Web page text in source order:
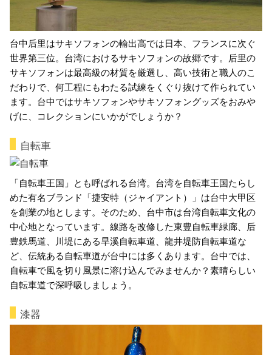
台中后里はサキソフォンの輸出高では日本、フランスに次ぐ
世界第三位。台湾におけるサキソフォンの故郷です。后里の
サキソフォンは最高級の材質を厳選し、高い技術と職人のこ
だわりで、何工程にもわたる試練をくぐり抜けて作られてい
ます。台中ではサキソフォンやサキソフォングッズをおみや
げに、コレクションにいかがでしょうか？
自転車
「自転車王国」とも呼ばれる台湾。台湾を自転車王国たらし
めた有名ブランド「捷安特（ジャイアント）」は台中大甲区
を創業の地とします。そのため、台中市は台湾自転車文化の
中心地となっています。線路を改修した東豊自転車緑廊、后
豊鉄馬道、川堤にある旱溪自転車道、龍井堤防自転車道な
ど、伝統ある自転車道が台中には多くあります。台中では、
自転車で風を切り風景に溶け込んでみませんか？素晴らしい
自転車道で深呼吸しましょう。
漆器